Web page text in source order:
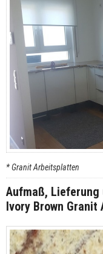
* Granit Arbeitsplatten
Aufmaß, Lieferung
Ivory Brown